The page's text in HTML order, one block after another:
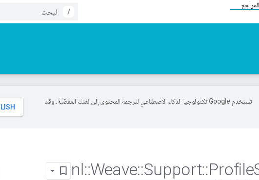
المراجع
/
تستخدم Google تكنولوجيا الذكاء الاصطناعي لترجمة المحتوى إلى لغتك المفضّلة، وقد
nl::Weave::Support::Profile